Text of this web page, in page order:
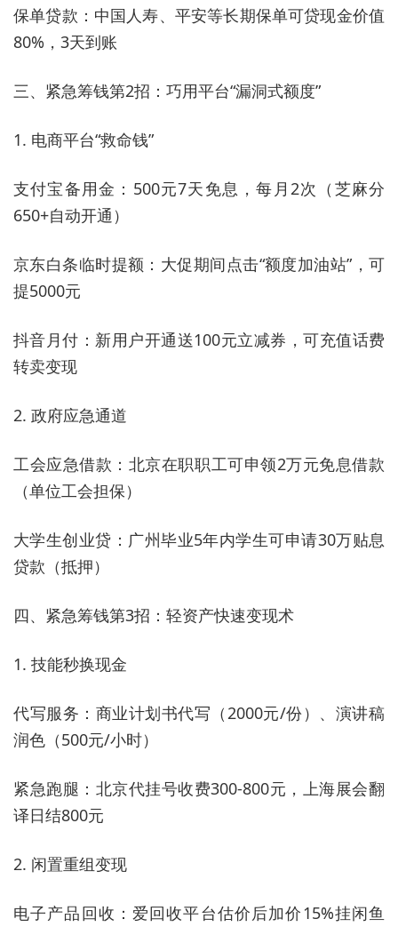
保单贷款：中国人寿、平安等长期保单可贷现金价值
80%，3天到账
三、紧急筹钱第2招：巧用平台“漏洞式额度”
1. 电商平台“救命钱”
支付宝备用金：500元7天免息，每月2次（芝麻分
650+自动开通）
京东白条临时提额：大促期间点击“额度加油站”，可
提5000元
抖音月付：新用户开通送100元立减券，可充值话费
转卖变现
2. 政府应急通道
工会应急借款：北京在职职工可申领2万元免息借款
（单位工会担保）
大学生创业贷：广州毕业5年内学生可申请30万贴息
贷款（抵押）
四、紧急筹钱第3招：轻资产快速变现术
1. 技能秒换现金
代写服务：商业计划书代写（2000元/份）、演讲稿
润色（500元/小时）
紧急跑腿：北京代挂号收费300-800元，上海展会翻
译日结800元
2. 闲置重组变现
电子产品回收：爱回收平台估价后加价15%挂闲鱼